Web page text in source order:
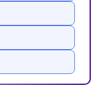
cliente